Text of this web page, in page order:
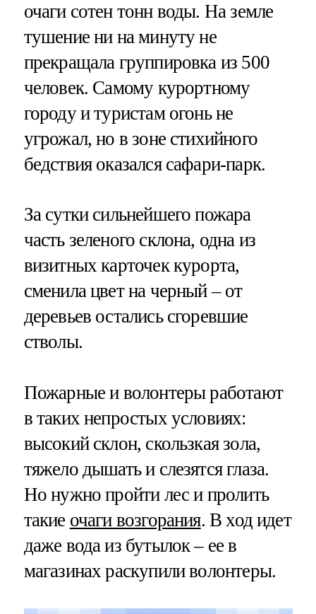
очаги сотен тонн воды. На земле
тушение ни на минуту не
прекращала группировка из 500
человек. Самому курортному
городу и туристам огонь не
угрожал, но в зоне стихийного
бедствия оказался сафари-парк.
За сутки сильнейшего пожара
часть зеленого склона, одна из
визитных карточек курорта,
сменила цвет на черный – от
деревьев остались сгоревшие
стволы.
Пожарные и волонтеры работают
в таких непростых условиях:
высокий склон, скользкая зола,
тяжело дышать и слезятся глаза.
Но нужно пройти лес и пролить
такие очаги возгорания. В ход идет
даже вода из бутылок – ее в
магазинах раскупили волонтеры.